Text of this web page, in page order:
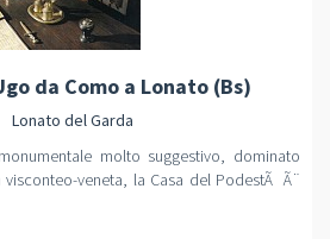
da Como a Lonato (Bs)
Lonato del Garda
molto suggestivo, dominato
veneta, la Casa del PodestÃ Ã¨